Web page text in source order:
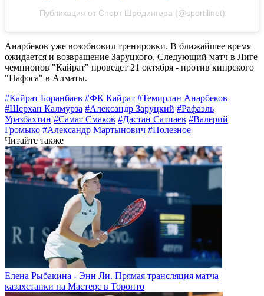
Публикация от Спорт Шрёдингера (@sportilinet)
Анарбеков уже возобновил тренировки. В ближайшее время
ожидается и возвращение Заруцкого. Следующий матч в Лиге
чемпионов "Кайрат" проведет 21 октября - против кипрского
"Пафоса" в Алматы.
#Кайрат Боранбаев #ФК Кайрат #Темирлан Анарбеков
#Шерхан Калмурза #Александр Заруцкий #Рафаэль
Уразбахтин #Самат Смаков #Дастан Сатпаев #Валерий
Громыко #Александр Мартынович #Полезное
Читайте также
Елена Рыбакина - Энн Ли. Прямая трансляция матча
казахстанки на Мастерс в Торонто